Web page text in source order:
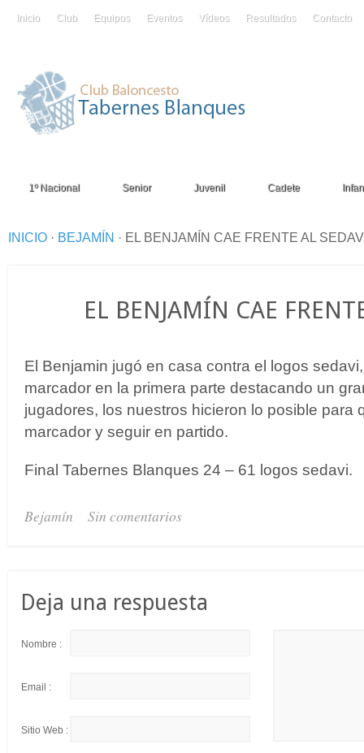
Inicio Club Equipos Eventos Vídeos Resultados Contacto
1º Nacional Senior Juvenil Cadete
INICIO · BEJAMÍN · EL BENJAMÍN CAE FRENTE AL
EL BENJAMÍN CAE
El Benjamin jugó en casa contra el logos
marcador en la primera parte destacando un
jugadores, los nuestros hicieron lo posible para
marcador y seguir en partido.
Final Tabernes Blanques 24 – 61 logos sedavi.
Bejamín Sin comentarios
Deja una respuesta
Nombre :
Email :
Sitio Web :